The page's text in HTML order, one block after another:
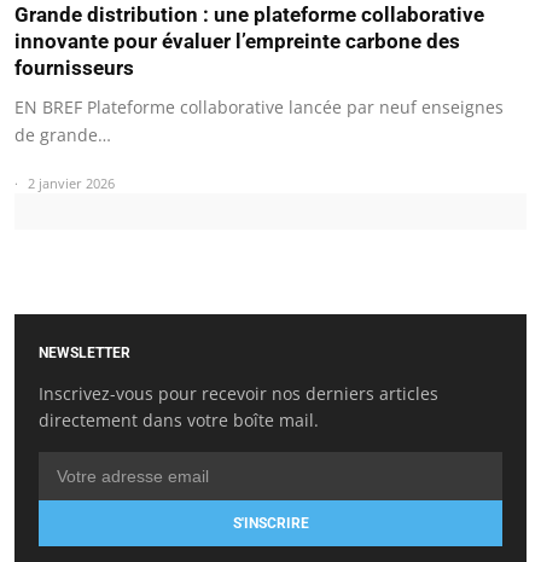
Grande distribution : une plateforme collaborative
innovante pour évaluer l’empreinte carbone des
fournisseurs
EN BREF Plateforme collaborative lancée par neuf enseignes
de grande…
2 janvier 2026
NEWSLETTER
Inscrivez-vous pour recevoir nos derniers articles
directement dans votre boîte mail.
S'INSCRIRE